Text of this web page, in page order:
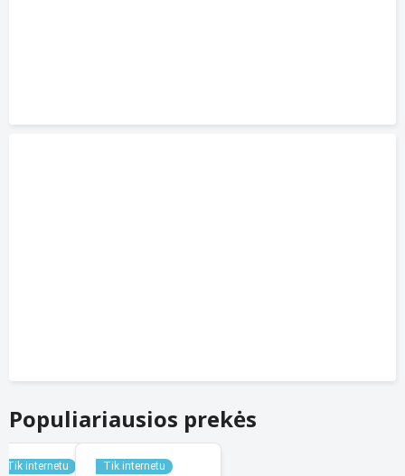
Populiariausios prekės
Tik internetu Tik internetu